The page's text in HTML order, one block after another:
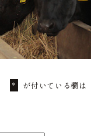
*
が付いている欄は